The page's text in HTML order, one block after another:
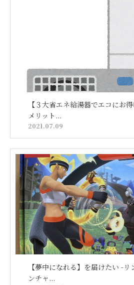
【３大省エネ給湯器でエコにお
メリット...
2021.07.09
【夢中になれる】を届けたい -
ンチャ...